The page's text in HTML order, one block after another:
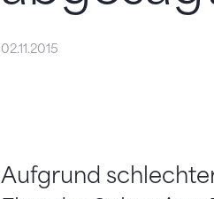
02.11.2015
Aufgrund